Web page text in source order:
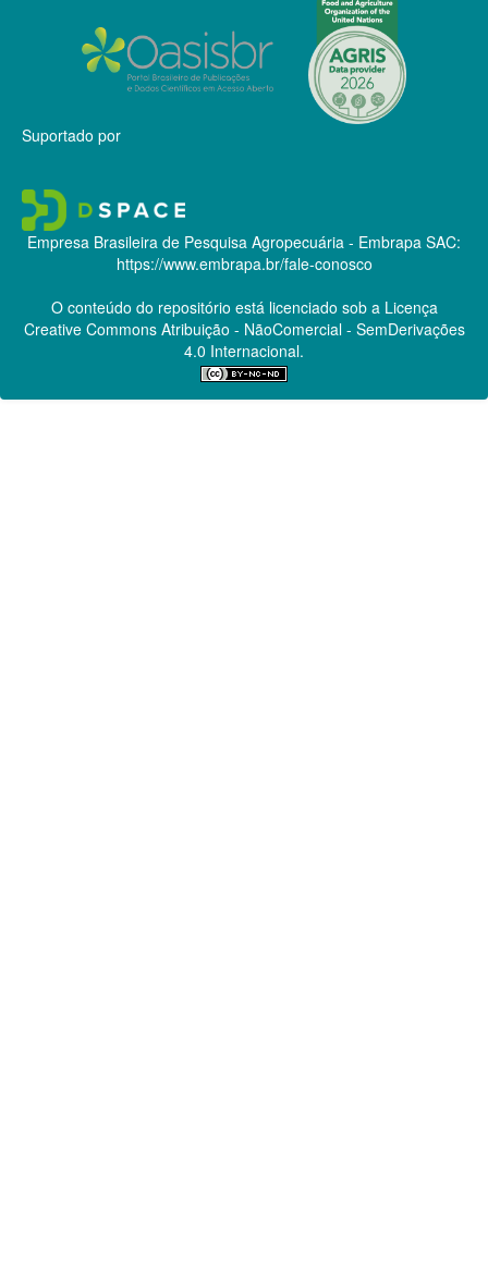
Suportado por
Empresa Brasileira de Pesquisa Agropecuária - Embrapa SAC:
https://www.embrapa.br/fale-conosco
O conteúdo do repositório está licenciado sob a Licença
Creative CommonsAtribuição - NãoComercial - SemDerivações
4.0 Internacional.